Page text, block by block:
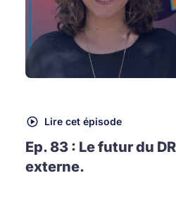
Lire cet épisode
Ep. 83 : Le futur du
externe.